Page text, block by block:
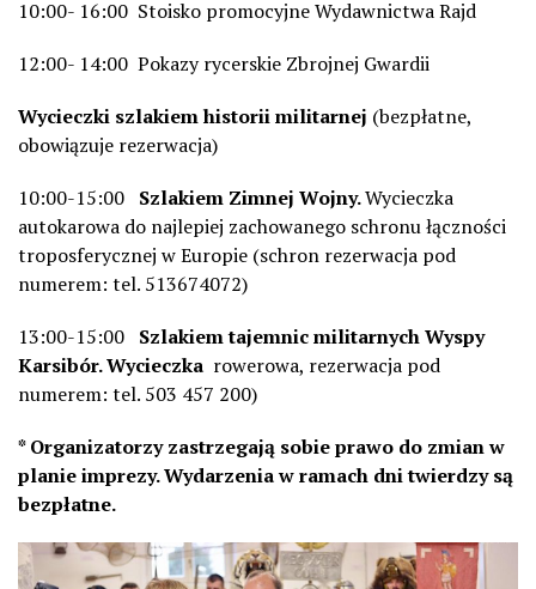
10:00- 16:00 Stoisko promocyjne Wydawnictwa Rajd
12:00- 14:00 Pokazy rycerskie Zbrojnej Gwardii
Wycieczki szlakiem historii militarnej (bezpłatne,
obowiązuje rezerwacja)
10:00-15:00 Szlakiem Zimnej Wojny.Wycieczka
autokarowa do najlepiej zachowanego schronu łączności
troposferycznej w Europie (schron rezerwacja pod
numerem: tel. 513674072)
13:00-15:00 Szlakiem tajemnic militarnych Wyspy
Karsibór. Wycieczka rowerowa, rezerwacja pod
numerem: tel. 503 457 200)
* Organizatorzy zastrzegają sobie prawo do zmian w
planie imprezy. Wydarzenia w ramach dni twierdzy są
bezpłatne.